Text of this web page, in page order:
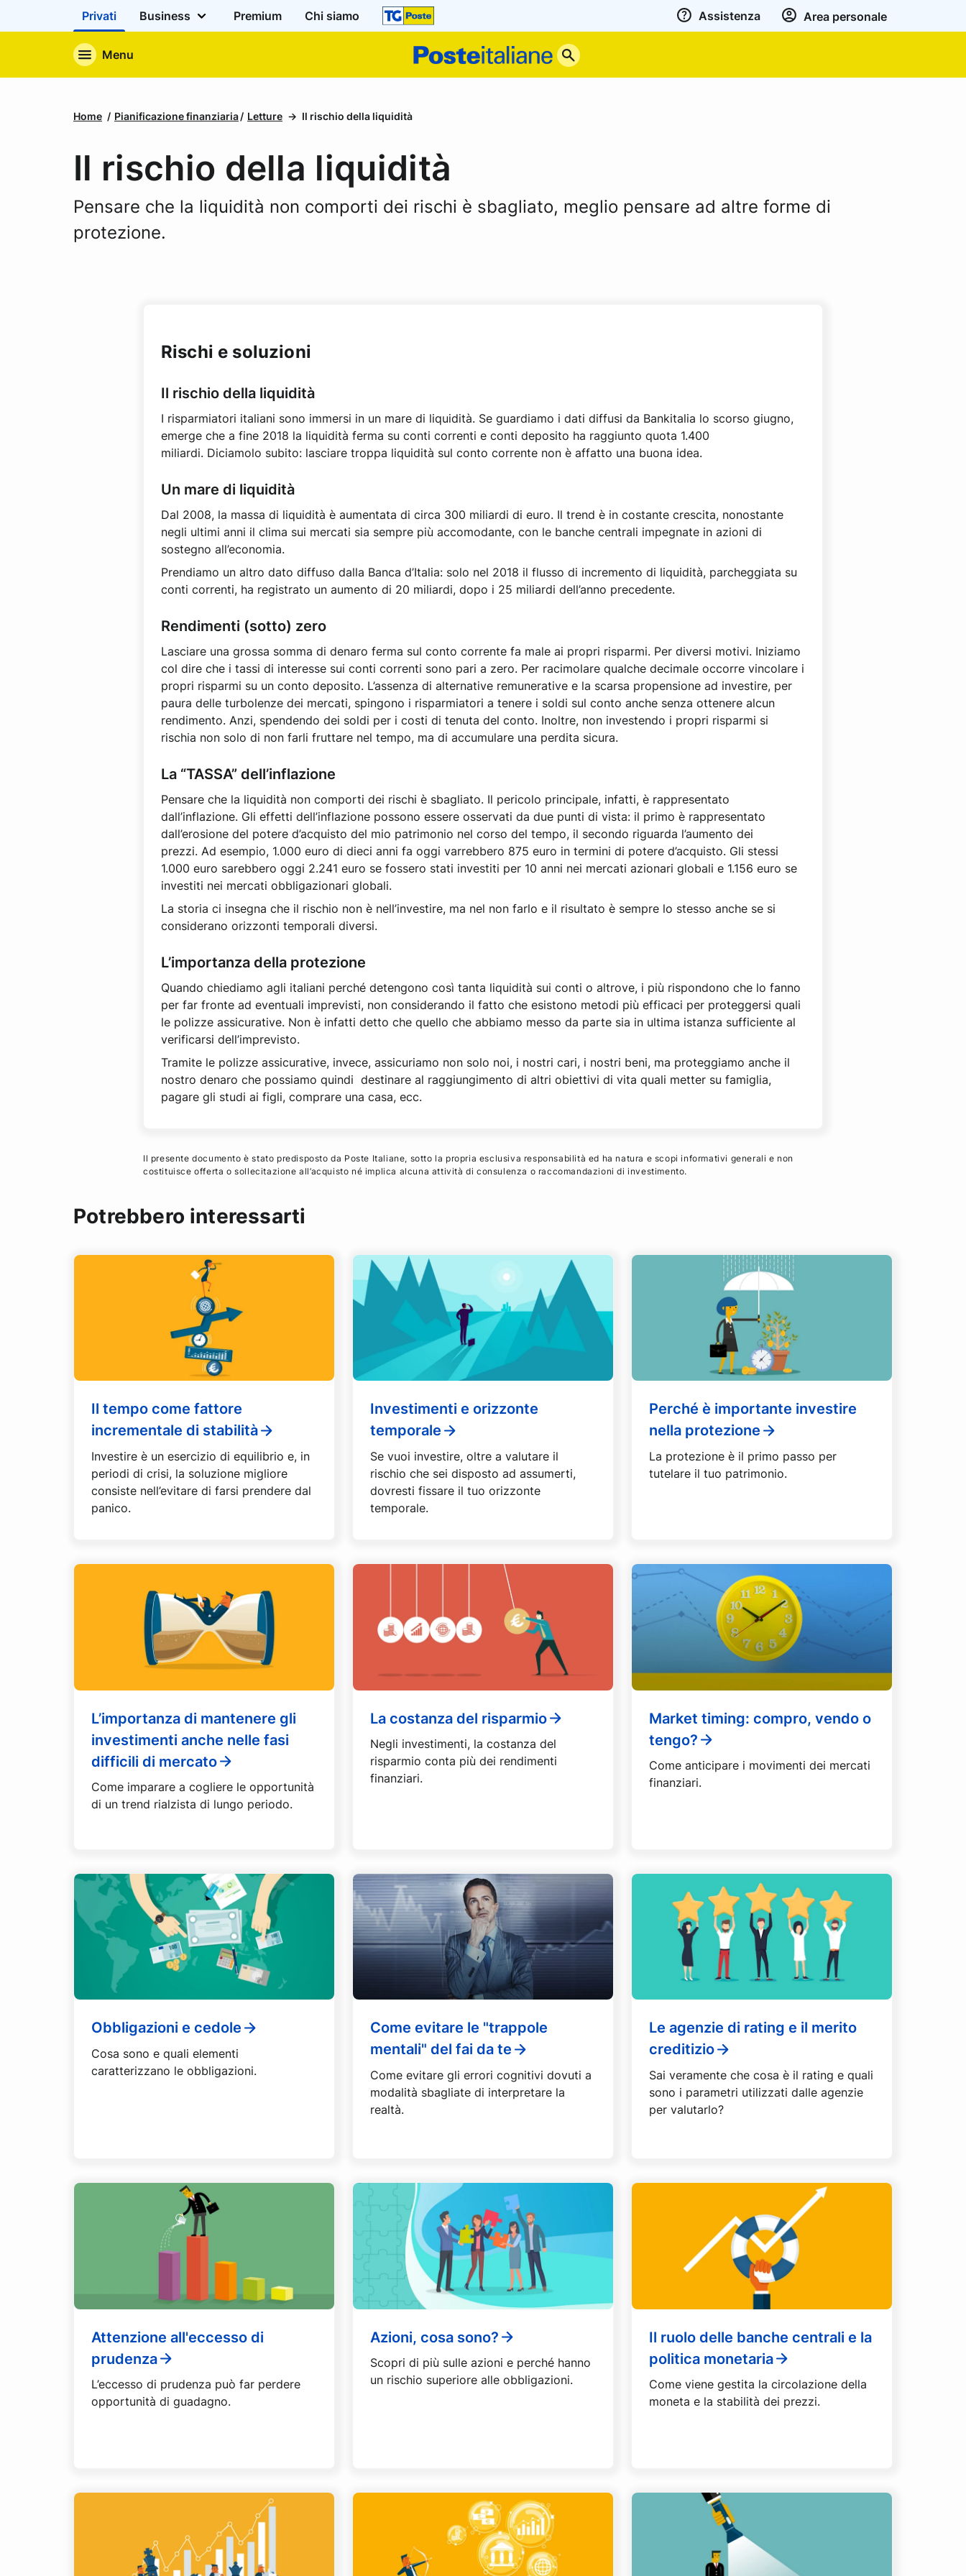
Privati Business Premium Chi siamo Assistenza Area personale
Menu
Poste
Italiane
Home Pianificazione finanziaria Letture Il rischio della liquidità
Il rischio della liquidità
Pensare che la liquidità non comporti dei rischi è sbagliato, meglio pensare ad altre forme di
protezione.
Rischi e soluzioni
Il rischio della liquidità
I risparmiatori italiani sono immersi in un mare di liquidità. Se guardiamo i dati diffusi da Bankitalia lo scorso giugno,
emerge che a fine 2018 la liquidità ferma su conti correnti e conti deposito ha raggiunto quota 1.400
miliardi. Diciamolo subito: lasciare troppa liquidità sul conto corrente non è affatto una buona idea.
Un mare di liquidità
Dal 2008, la massa di liquidità è aumentata di circa 300 miliardi di euro. Il trend è in costante crescita, nonostante
negli ultimi anni il clima sui mercati sia sempre più accomodante, con le banche centrali impegnate in azioni di
sostegno all’economia.
Prendiamo un altro dato diffuso dalla Banca d’Italia: solo nel 2018 il flusso di incremento di liquidità, parcheggiata su
conti correnti, ha registrato un aumento di 20 miliardi, dopo i 25 miliardi dell’anno precedente.
Rendimenti (sotto) zero
Lasciare una grossa somma di denaro ferma sul conto corrente fa male ai propri risparmi. Per diversi motivi. Iniziamo
col dire che i tassi di interesse sui conti correnti sono pari a zero. Per racimolare qualche decimale occorre vincolare i
propri risparmi su un conto deposito. L’assenza di alternative remunerative e la scarsa propensione ad investire, per
paura delle turbolenze dei mercati, spingono i risparmiatori a tenere i soldi sul conto anche senza ottenere alcun
rendimento. Anzi, spendendo dei soldi per i costi di tenuta del conto. Inoltre, non investendo i propri risparmi si
rischia non solo di non farli fruttare nel tempo, ma di accumulare una perdita sicura.
La “TASSA” dell’inflazione
Pensare che la liquidità non comporti dei rischi è sbagliato. Il pericolo principale, infatti, è rappresentato
dall’inflazione. Gli effetti dell’inflazione possono essere osservati da due punti di vista: il primo è rappresentato
dall’erosione del potere d’acquisto del mio patrimonio nel corso del tempo, il secondo riguarda l’aumento dei
prezzi. Ad esempio, 1.000 euro di dieci anni fa oggi varrebbero 875 euro in termini di potere d’acquisto. Gli stessi
1.000 euro sarebbero oggi 2.241 euro se fossero stati investiti per 10 anni nei mercati azionari globali e 1.156 euro se
investiti nei mercati obbligazionari globali.
La storia ci insegna che il rischio non è nell’investire, ma nel non farlo e il risultato è sempre lo stesso anche se si
considerano orizzonti temporali diversi.
L’importanza della protezione
Quando chiediamo agli italiani perché detengono così tanta liquidità sui conti o altrove, i più rispondono che lo fanno
per far fronte ad eventuali imprevisti, non considerando il fatto che esistono metodi più efficaci per proteggersi quali
le polizze assicurative. Non è infatti detto che quello che abbiamo messo da parte sia in ultima istanza sufficiente al
verificarsi dell’imprevisto.
Tramite le polizze assicurative, invece, assicuriamo non solo noi, i nostri cari, i nostri beni, ma proteggiamo anche il
nostro denaro che possiamo quindi destinare al raggiungimento di altri obiettivi di vita quali metter su famiglia,
pagare gli studi ai figli, comprare una casa, ecc.
Il presente documento è stato predisposto da Poste Italiane, sotto la propria esclusiva responsabilità ed ha natura e scopi informativi generali e non
costituisce offerta o sollecitazione all’acquisto né implica alcuna attività di consulenza o raccomandazioni di investimento.
Potrebbero interessarti
Il tempo come fattore
incrementale di stabilità
Investire è un esercizio di equilibrio e, in
periodi di crisi, la soluzione migliore
consiste nell’evitare di farsi prendere dal
panico.
Investimenti e orizzonte
temporale
Se vuoi investire, oltre a valutare il
rischio che sei disposto ad assumerti,
dovresti fissare il tuo orizzonte
temporale.
Perché è importante investire
nella protezione
La protezione è il primo passo per
tutelare il tuo patrimonio.
L’importanza di mantenere gli
investimenti anche nelle fasi
difficili di mercato
Come imparare a cogliere le opportunità
di un trend rialzista di lungo periodo.
La costanza del risparmio
Negli investimenti, la costanza del
risparmio conta più dei rendimenti
finanziari.
Market timing: compro, vendo o
tengo?
Come anticipare i movimenti dei mercati
finanziari.
Obbligazioni e cedole
Cosa sono e quali elementi
caratterizzano le obbligazioni.
Come evitare le "trappole
mentali" del fai da te
Come evitare gli errori cognitivi dovuti a
modalità sbagliate di interpretare la
realtà.
Le agenzie di rating e il merito
creditizio
Sai veramente che cosa è il rating e quali
sono i parametri utilizzati dalle agenzie
per valutarlo?
Attenzione all'eccesso di
prudenza
L’eccesso di prudenza può far perdere
opportunità di guadagno.
Azioni, cosa sono?
Scopri di più sulle azioni e perché hanno
un rischio superiore alle obbligazioni.
Il ruolo delle banche centrali e la
politica monetaria
Come viene gestita la circolazione della
moneta e la stabilità dei prezzi.